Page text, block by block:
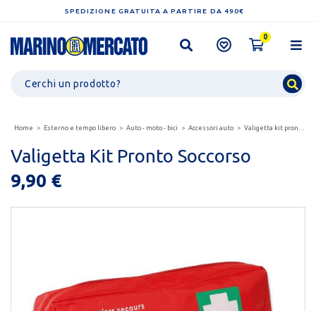
SPEDIZIONE GRATUITA A PARTIRE DA 490€
0
Home Esterno e tempo libero Auto - moto - bici Accessori auto Valigetta kit pronto soccorso
Valigetta Kit Pronto Soccorso
9,90 €